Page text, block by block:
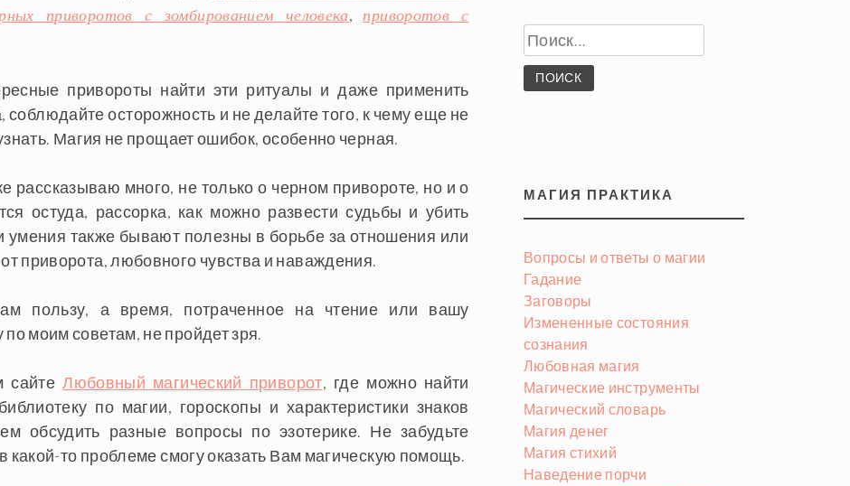
приворотов с зомбированием человека, приворотов с
привороты найти эти ритуалы и даже применить
осторожность и не делайте того, к чему еще не
Магия не прощает ошибок, особенно черная.
рассказываю много, не только о черном привороте, но и о
остуда, рассорка, как можно развести судьбы и убить
умения также бывают полезны в борьбе за отношения или
приворота, любовного чувства и наваждения.
пользу, а время, потраченное на чтение или вашу
моим советам, не пройдет зря.
сайтеЛюбовный магический приворот, где можно найти
по магии, гороскопы и характеристики знаков
разные вопросы по эзотерике. Не забудьте
какой-то проблеме смогу оказать Вам магическую помощь.
Найти:
МАГИЯ ПРАКТИКА
Вопросы и ответы о магии
Гадание
Заговоры
Измененные состояния
сознания
Любовная магия
Магические инструменты
Магический словарь
Магия денег
Магия стихий
Наведение порчи